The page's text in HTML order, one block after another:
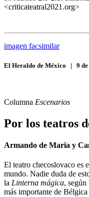
<criticateatral2021.org>
imagen facsimilar
El Heraldo de México | 9
Columna Escenarios
Por los teatros
Armando de Maria y
El teatro checoslovaco es
mundo. Nadie duda de
la Linterna mágica,
más importante de